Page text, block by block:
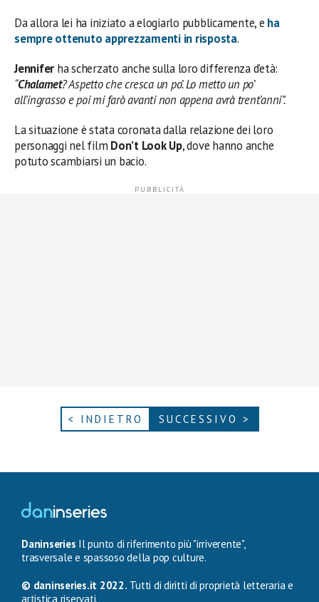
Da allora lei ha iniziato a elogiarlo pubblicamente, e ha
sempre ottenuto apprezzamenti in risposta.
Jennifer ha scherzato anche sulla loro differenza d’età:
“Chalamet? Aspetto che cresca un po’. Lo metto un po’
all’ingrasso e poi mi farò avanti non appena avrà trent’anni”.
La situazione è stata coronata dalla relazione dei loro
personaggi nel film Don’t Look Up, dove hanno anche
potuto scambiarsi un bacio.
< INDIETRO SUCCESSIVO >
Daninseries Il punto di riferimento più "irriverente",
trasversale e spassoso della pop culture.
© daninseries.it 2022. Tutti di diritti di proprietà letteraria e
artistica riservati.